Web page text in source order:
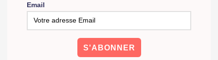
Email